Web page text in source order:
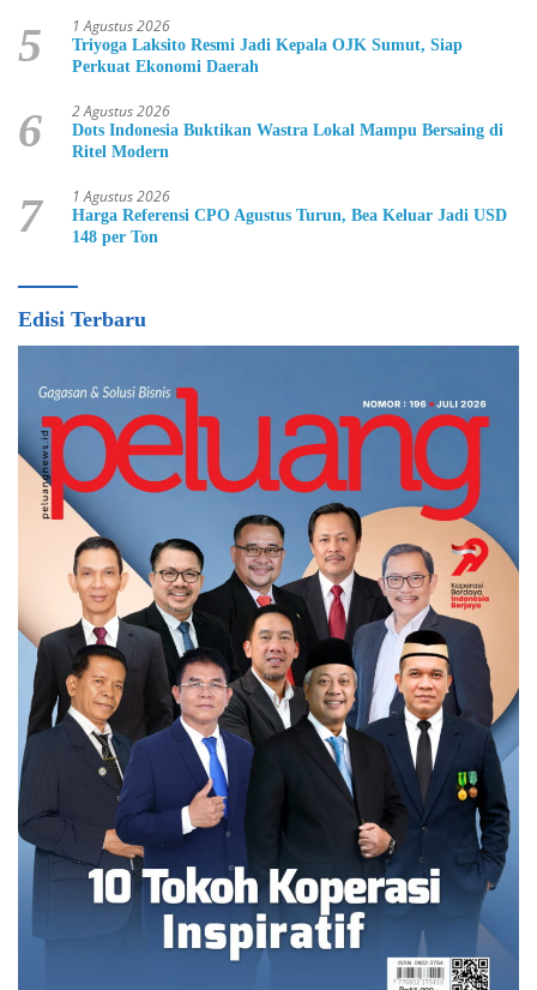
5 1 Agustus 2026
Triyoga Laksito Resmi Jadi Kepala OJK Sumut, Siap
Perkuat Ekonomi Daerah
6 2 Agustus 2026
Dots Indonesia Buktikan Wastra Lokal Mampu Bersaing di
Ritel Modern
7 1 Agustus 2026
Harga Referensi CPO Agustus Turun, Bea Keluar Jadi USD
148 per Ton
Edisi Terbaru